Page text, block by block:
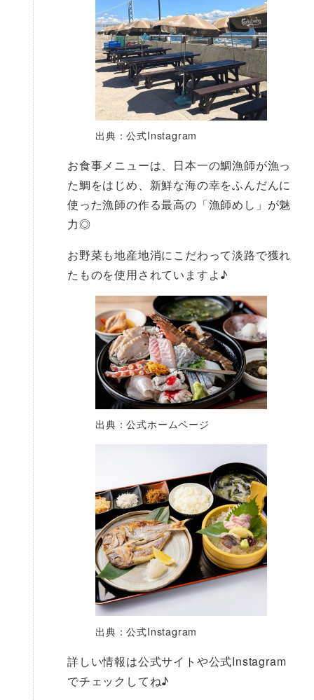
出典：公式Instagram
お食事メニューは、日本一の鯛漁師が漁っ
た鯛をはじめ、新鮮な海の幸をふんだんに
使った漁師の作る最高の「漁師めし」が魅
力◎
お野菜も地産地消にこだわって淡路で獲れ
たものを使用されていますよ♪
出典：公式ホームページ
出典：公式Instagram
詳しい情報は公式サイトや公式Instagram
でチェックしてね♪